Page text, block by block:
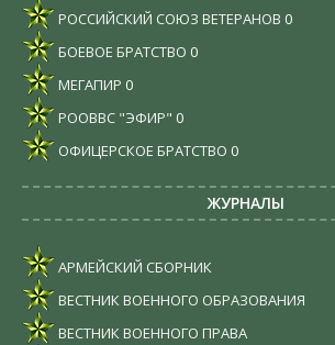
РОССИЙСКИЙ СОЮЗ ВЕТЕРАНОВ 0
БОЕВОЕ БРАТСТВО 0
МЕГАПИР 0
РООВВС "ЭФИР" 0
ОФИЦЕРСКОЕ БРАТСТВО 0
ЖУРНАЛЫ
АРМЕЙСКИЙ СБОРНИК
ВЕСТНИК ВОЕННОГО ОБРАЗОВАНИЯ
ВЕСТНИК ВОЕННОГО ПРАВА